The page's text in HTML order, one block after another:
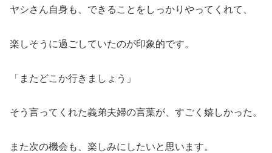
ヤシさん自身も、できることをしっかりやってくれて、
楽しそうに過ごしていたのが印象的です。
「またどこか行きましょう」
そう言ってくれた義弟夫婦の言葉が、すごく嬉しかった。
また次の機会も、楽しみにしたいと思います。